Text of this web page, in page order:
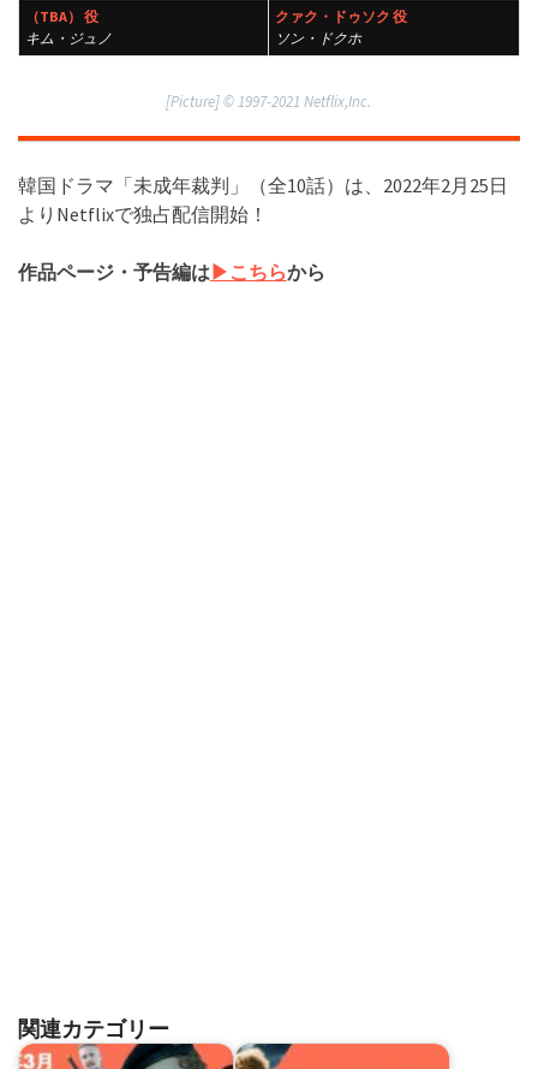
（TBA） 役
キム・ジュノ
クァク・ドゥソク 役
ソン・ドクホ
[Picture] ©︎ 1997-2021 Netflix,Inc.
韓国ドラマ「未成年裁判」（全10話）は、 2022年2月25日
よりNetflixで独占配信開始！
作品ページ・予告編は▶︎こちらから
関連カテゴリー